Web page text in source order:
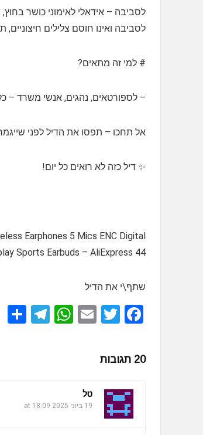
לסביבה – אידאלי לאימוני כושר
לסביבה ואינו חוסם צלילים
# למי זה מתאים?
– לספורטאים, נהגים, אנשי משרד –
אל תחכו – תפסו את הדיל לפני
✨ דיל כזה לא רואים כל יום!
Earphones 5 Mics ENC Digital
Sports Earbuds – AliExpress 44
שתף\י את הדיל
F
ce
b
o
o
T
tt
er
E
W
p
T
m
20 תגובות
טל
19 ביוני 2025 at 18:09